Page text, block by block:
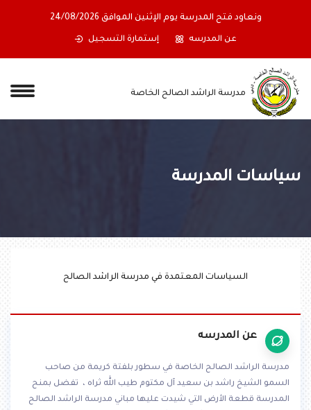
ونعاود فتح المدرسة يوم الإثنين الموافق 24/08/2026
عن المدرسه إستمارة التسجيل
مدرسة الراشد الصالح الخاصة
سياسات المدرسة
السياسات المعتمدة في مدرسة الراشد الصالح
عن المدرسه
مدرسة الراشد الصالح الخاصة في سطور بلفتة كريمة من صاحب
السمو الشيخ راشد بن سعيد آل مكتوم طيب الله ثراه ، تفضل بمنح
المدرسة قطعة الأرض التي شيدت عليها مباني مدرسة الراشد الصالح